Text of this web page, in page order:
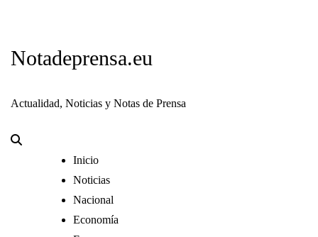
Notadeprensa.eu
Actualidad, Noticias y Notas de Prensa
Inicio
Noticias
Nacional
Economía